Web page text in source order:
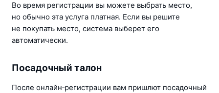
Во время регистрации вы можете выбрать место,
но обычно эта услуга платная. Если вы решите
не покупать место, система выберет его
автоматически.
Посадочный талон
После онлайн‑регистрации вам пришлют посадочный